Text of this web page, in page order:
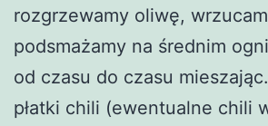
rozgrzewamy oliwę,
podsmażamy na średnim
od czasu do czasu
płatki chili (ewentualne chili